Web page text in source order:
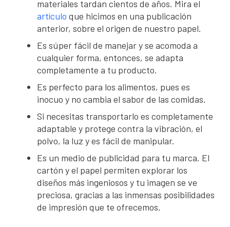
materiales tardan cientos de años. Mira el
artículo que hicimos en una publicación
anterior, sobre el origen de nuestro papel.
Es súper fácil de manejar y se acomoda a
cualquier forma, entonces, se adapta
completamente a tu producto.
Es perfecto para los alimentos, pues es
inocuo y no cambia el sabor de las comidas.
Si necesitas transportarlo es completamente
adaptable y protege contra la vibración, el
polvo, la luz y es fácil de manipular.
Es un medio de publicidad para tu marca. El
cartón y el papel permiten explorar los
diseños más ingeniosos y tu imagen se ve
preciosa, gracias a las inmensas posibilidades
de impresión que te ofrecemos.